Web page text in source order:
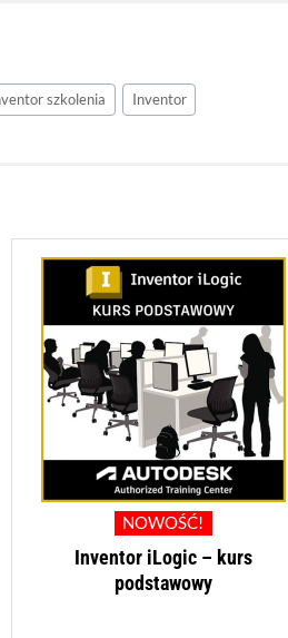
szkolenia Inventor
NOWOŚĆ!
Inventor iLogic – kurs
podstawowy